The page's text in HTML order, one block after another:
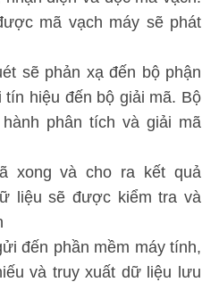
mã vạch máy sẽ phát
sẽ phản xạ đến bộ phận
tín hiệu đến bộ giải mã. Bộ
phân tích và giải mã
xong và cho ra kết quả
liệu sẽ được kiểm tra và
đến phần mềm máy tính,
và truy xuất dữ liệu lưu